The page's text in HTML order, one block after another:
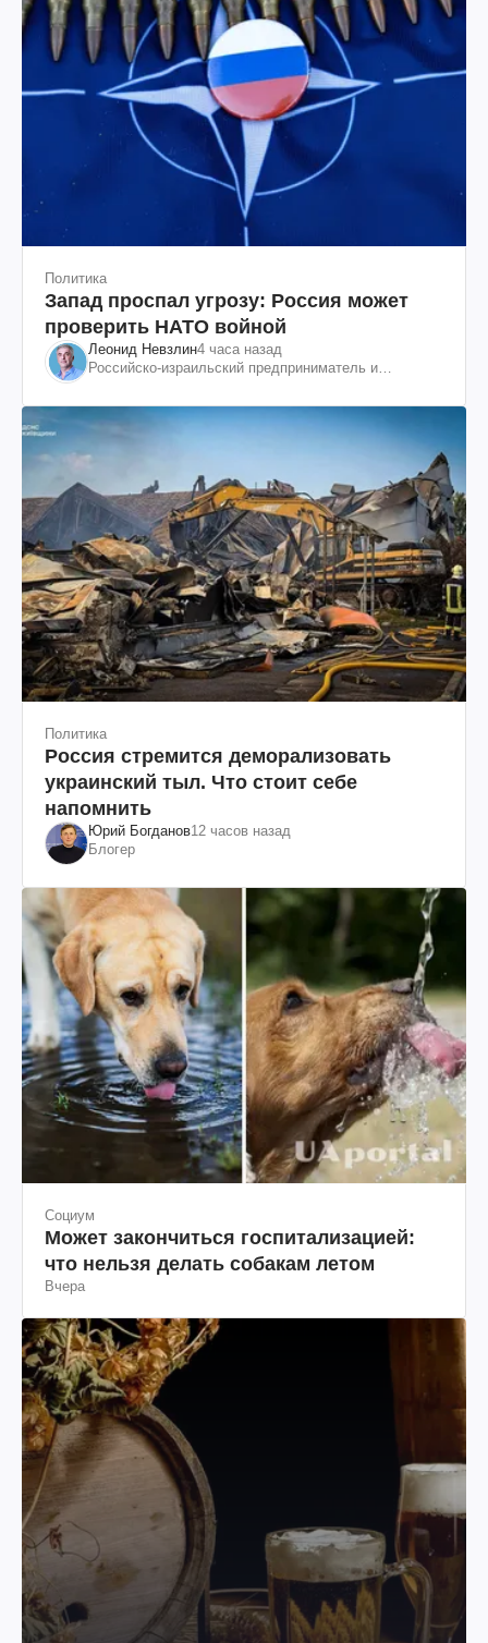
Политика
Запад проспал угрозу: Россия может
проверить НАТО войной
Леонид Невзлин4 часа назад
Российско-израильский предприниматель и
"ЮКОСа"
Политика
Россия стремится деморализовать
украинский тыл. Что стоит себе
напомнить
Юрий Богданов12 часов назад
Блогер
Социум
Может закончиться госпитализацией:
что нельзя делать собакам летом
Вчера